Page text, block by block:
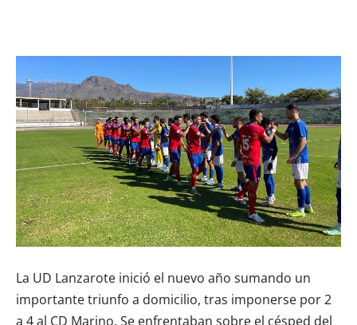
La UD Lanzarote inició el nuevo año sumando un
importante triunfo a domicilio, tras imponerse por 2
a 4 al CD Marino. Se enfrentaban sobre el césped del